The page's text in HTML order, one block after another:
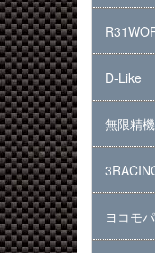
D-Like
無限精機
ヨコモ